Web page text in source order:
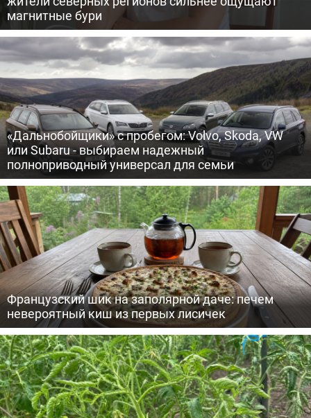
магнитные бури
«Дальнобойщики» с пробегом: Volvo, Skoda, VW
или Subaru - выбираем надежный
полноприводный универсал для семьи
Французский шик на заполярной даче: печем
невероятный киш из первых лисичек